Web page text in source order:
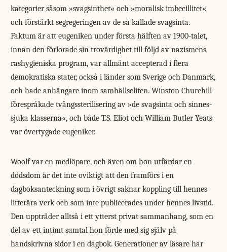
kategorier såsom »svagsinthet« och »moralisk imbecillitet«
och förstärkt segregeringen av de så kallade svagsinta.
Faktum är att eugeniken under första hälften av 1900-talet,
innan den förlorade sin trovärdighet till följd av nazismens
ras­hygieniska program, var allmänt accepterad i flera
demokratiska stater, också i länder som Sverige och Danmark,
och hade anhängare inom samhällseliten. Winston Churchill
före­språkade tvångssterilisering av »de svagsinta och sinnes­
sjuka klasserna«, och både T.S. Eliot och William Butler Yeats
var över­tygade eugeniker.
Woolf var en medlöpare, och även om hon utfärdar en
dödsdom är det inte oviktigt att den framförs i en
dagboksanteckning som i övrigt saknar koppling till hennes
litterära verk och som inte publicerades under hennes livstid.
Den uppträder alltså i ett ytterst privat sammanhang, som en
del av ett intimt samtal hon förde med sig själv på
handskrivna sidor i en dagbok. Generationer av läsare har